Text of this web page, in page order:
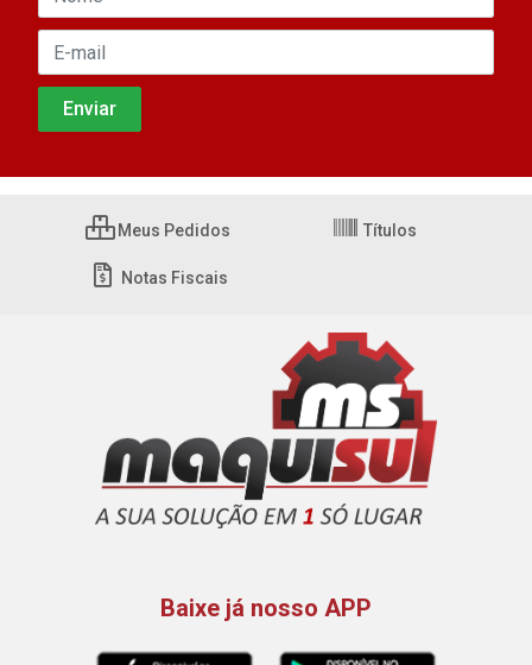
Meus Pedidos Títulos
Notas Fiscais
Baixe já nosso APP